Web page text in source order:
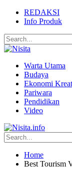
REDAKSI
Info Produk
Warta Utama
Budaya
Ekonomi
Pariwara
Pendidikan
Video
Home
Best Tourism